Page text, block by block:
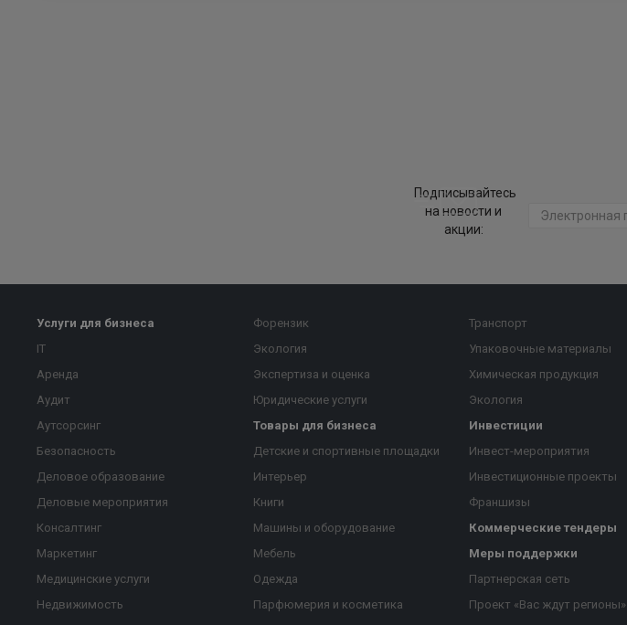
Подписывайтесь
на новости и
акции:
Услуги для бизнеса
IT
Аренда
Аудит
Аутсорсинг
Безопасность
Деловое образование
Деловые мероприятия
Консалтинг
Маркетинг
Медицинские услуги
Недвижимость
Форензик
Экология
Экспертиза и оценка
Юридические услуги
Товары для бизнеса
Детские и спортивные площадки
Интерьер
Книги
Машины и оборудование
Мебель
Одежда
Парфюмерия и косметика
Транспорт
Упаковочные материалы
Химическая продукция
Экология
Инвестиции
Инвест-мероприятия
Инвестиционные проекты
Франшизы
Коммерческие тендеры
Меры поддержки
Партнерская сеть
Проект «Вас ждут регионы»